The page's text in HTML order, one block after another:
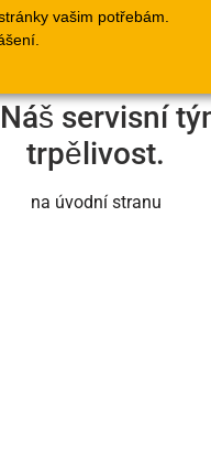
vašim potřebám.
Webové
Seznamy
servisní
trpělivost.
na úvodní stranu